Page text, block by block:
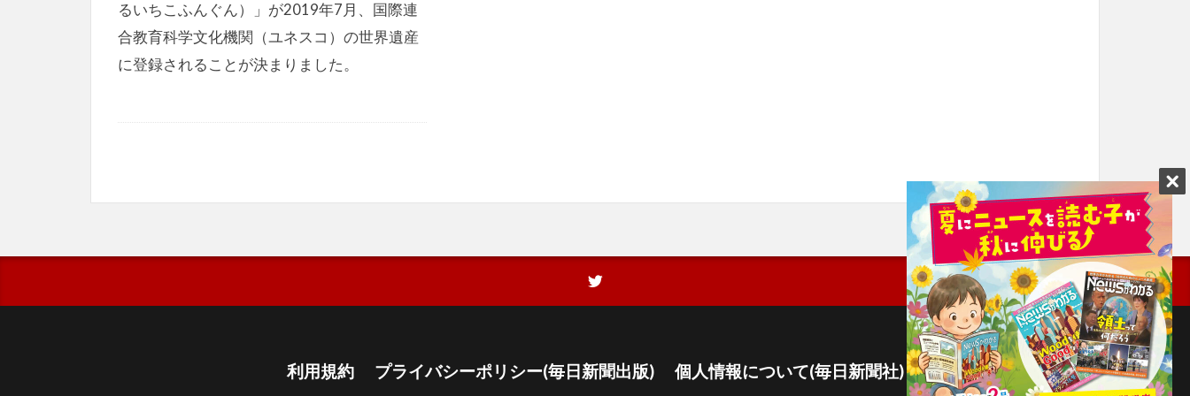
るいちこふんぐん）」が2019年7月、国際連
合教育科学文化機関（ユネスコ）の世界遺産
に登録されることが決まりました。
利用規約 プライバシーポリシー(毎日新聞出版) 個人情報について(毎日新聞社)